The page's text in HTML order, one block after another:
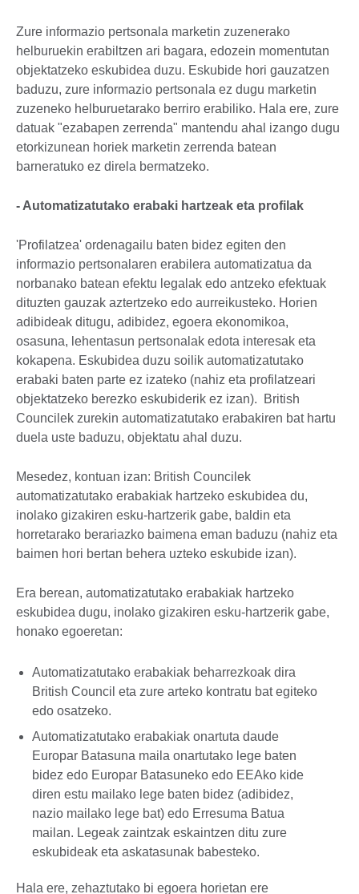
Zure informazio pertsonala marketin zuzenerako
helburuekin erabiltzen ari bagara, edozein momentutan
objektatzeko eskubidea duzu. Eskubide hori gauzatzen
baduzu, zure informazio pertsonala ez dugu marketin
zuzeneko helburuetarako berriro erabiliko. Hala ere, zure
datuak "ezabapen zerrenda" mantendu ahal izango dugu
etorkizunean horiek marketin zerrenda batean
barneratuko ez direla bermatzeko.
- Automatizatutako erabaki hartzeak eta profilak
'Profilatzea' ordenagailu baten bidez egiten den
informazio pertsonalaren erabilera automatizatua da
norbanako batean efektu legalak edo antzeko efektuak
dituzten gauzak aztertzeko edo aurreikusteko. Horien
adibideak ditugu, adibidez, egoera ekonomikoa,
osasuna, lehentasun pertsonalak edota interesak eta
kokapena. Eskubidea duzu soilik automatizatutako
erabaki baten parte ez izateko (nahiz eta profilatzeari
objektatzeko berezko eskubiderik ez izan). British
Councilek zurekin automatizatutako erabakiren bat hartu
duela uste baduzu, objektatu ahal duzu.
Mesedez, kontuan izan: British Councilek
automatizatutako erabakiak hartzeko eskubidea du,
inolako gizakiren esku-hartzerik gabe, baldin eta
horretarako berariazko baimena eman baduzu (nahiz eta
baimen hori bertan behera uzteko eskubide izan).
Era berean, automatizatutako erabakiak hartzeko
eskubidea dugu, inolako gizakiren esku-hartzerik gabe,
honako egoeretan:
Automatizatutako erabakiak beharrezkoak dira
British Council eta zure arteko kontratu bat egiteko
edo osatzeko.
Automatizatutako erabakiak onartuta daude
Europar Batasuna maila onartutako lege baten
bidez edo Europar Batasuneko edo EEAko kide
diren estu mailako lege baten bidez (adibidez,
nazio mailako lege bat) edo Erresuma Batua
mailan. Legeak zaintzak eskaintzen ditu zure
eskubideak eta askatasunak babesteko.
Hala ere, zehaztutako bi egoera horietan ere